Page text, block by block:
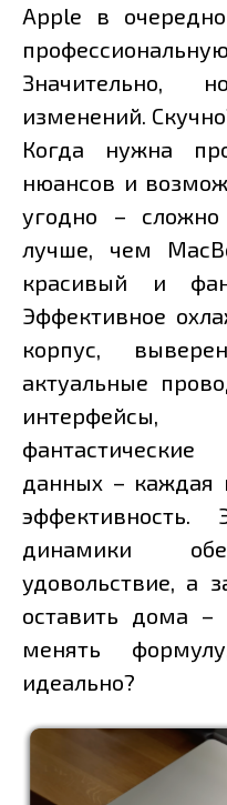
Apple в
Значительно,
изменений.
Когда нужна
нюансов и
угодно – сложно
лучше, чем
красивый и
Эффективное
корпус,
актуальные
интерфейсы,
данных – каждая
эффективность.
динамики
удовольствие, а
оставить дома –
менять
идеально?